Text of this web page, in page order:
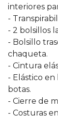
interiores
-
- 2 bolsillos
- Bolsillo
chaqueta.
- Cintura
- Elástico
botas.
- Cierre de
- Costuras